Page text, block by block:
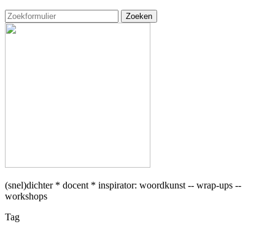
Zoeken
(snel)dichter * docent * inspirator: woordkunst -- wrap-ups --
workshops
Tag